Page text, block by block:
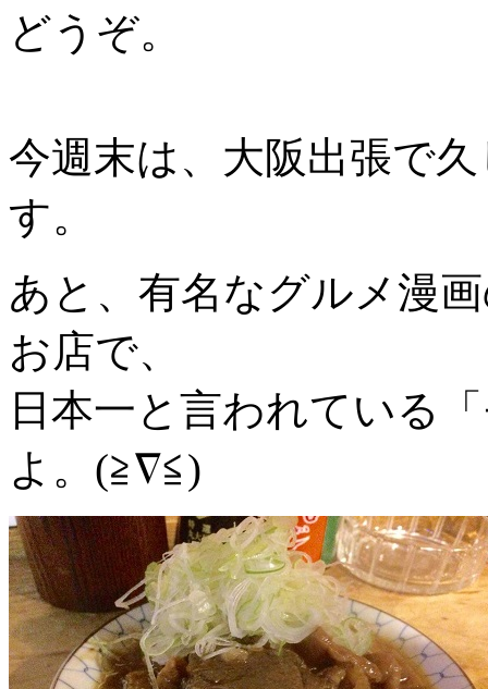
どうぞ。
今週末は、大阪出張で
す。
あと、有名なグルメ漫
お店で、
日本一と言われている
よ。(≧∇≦)